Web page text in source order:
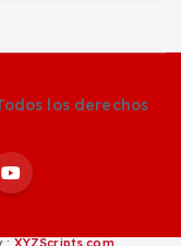
los derechos